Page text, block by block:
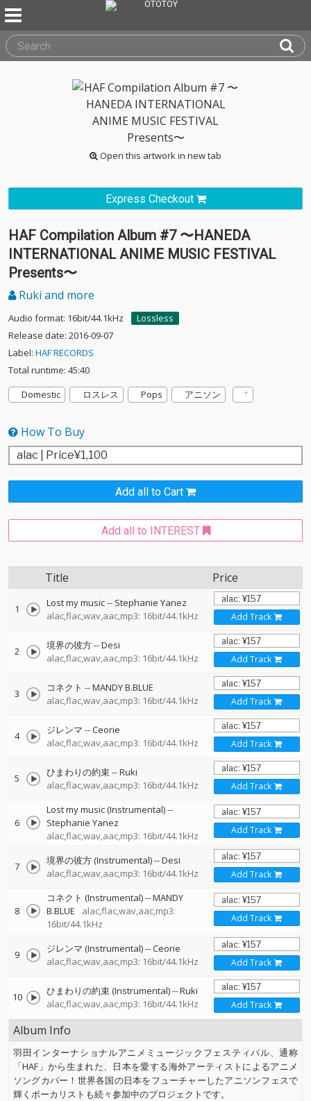
Open this artwork in new tab
Express Checkout
HAF Compilation Album #7 〜HANEDA
INTERNATIONAL ANIME MUSIC FESTIVAL
Presents〜
Ruki and more
Audio format: 16bit/44.1kHz
Lossless
Release date: 2016-09-07
Label: HAF RECORDS
Total runtime: 45:40
Domestic
ロスレス Pops アニソン
How To Buy
Add all to Cart
Add all to INTEREST
Title Price
1 Lost my music-- Stephanie Yanez
alac,flac,wav,aac,mp3: 16bit/44.1kHz
Add Track
2 境界の彼方--Desi
alac,flac,wav,aac,mp3: 16bit/44.1kHz
Add Track
3 コネクト --MANDY B.BLUE
alac,flac,wav,aac,mp3: 16bit/44.1kHz
Add Track
4 ジレンマ --Ceorie
alac,flac,wav,aac,mp3: 16bit/44.1kHz
Add Track
5 ひまわりの約束--Ruki
alac,flac,wav,aac,mp3: 16bit/44.1kHz
Add Track
6
Lost my music (Instrumental)--
Stephanie Yanez
alac,flac,wav,aac,mp3: 16bit/44.1kHz
Add Track
7 境界の彼方 (Instrumental)--Desi
alac,flac,wav,aac,mp3: 16bit/44.1kHz
Add Track
8
コネクト (Instrumental)--MANDY
B.BLUE
alac,flac,wav,aac,mp3:
16bit/44.1kHz
Add Track
9 ジレンマ (Instrumental)--Ceorie
alac,flac,wav,aac,mp3: 16bit/44.1kHz
Add Track
10 ひまわりの約束 (Instrumental)--Ruki
alac,flac,wav,aac,mp3: 16bit/44.1kHz
Add Track
Album Info
羽田インターナショナルアニメミュージックフェスティバル、通称
「HAF」から生まれた、日本を愛する海外アーティストによるアニメ
ソングカバー！世界各国の日本をフューチャーしたアニソンフェスで
輝くボーカリストも続々参加中のプロジェクトです。